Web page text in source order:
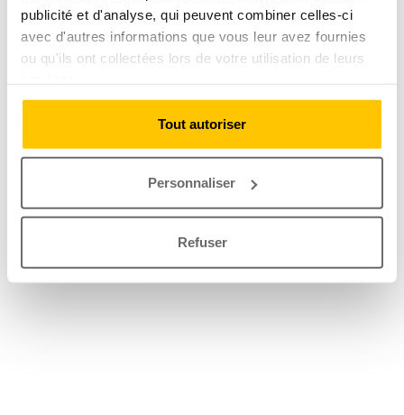
publicité et d'analyse, qui peuvent combiner celles-ci
avec d'autres informations que vous leur avez fournies
ou qu'ils ont collectées lors de votre utilisation de leurs
Tout autoriser
Personnaliser
Refuser